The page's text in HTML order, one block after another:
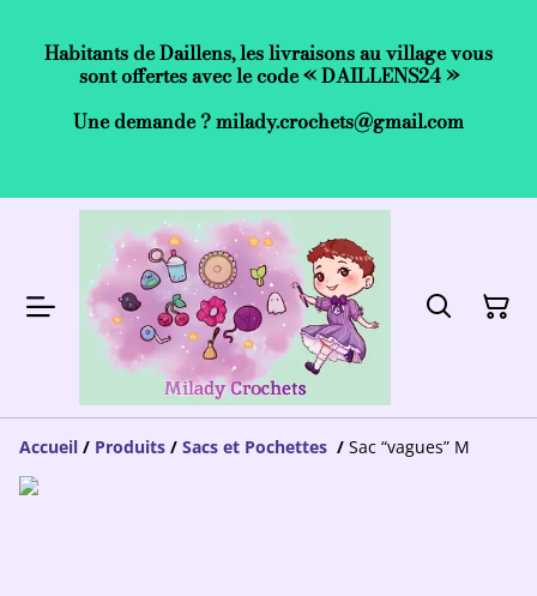
Habitants de Daillens, les livraisons au village vous
sont offertes avec le code « DAILLENS24 »
Une demande ? milady.crochets@gmail.com
Accueil / Produits / Sacs et Pochettes / Sac “vagues” M